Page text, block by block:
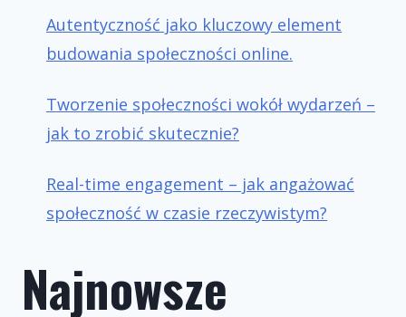
Autentyczność jako kluczowy element
budowania społeczności online.
Tworzenie społeczności wokół wydarzeń –
jak to zrobić skutecznie?
Real-time engagement – jak angażować
społeczność w czasie rzeczywistym?
Najnowsze